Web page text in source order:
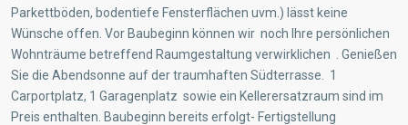
Parkettböden, bodentiefe Fensterflächen uvm.) lässt keine
Wünsche offen. Vor Baubeginn können wir noch Ihre persönlichen
Wohnträume betreffend Raumgestaltung verwirklichen . Genießen
Sie die Abendsonne auf der traumhaften Südterrasse. 1
Carportplatz, 1 Garagenplatz sowie ein Kellerersatzraum sind im
Preis enthalten. Baubeginn bereits erfolgt- Fertigstellung